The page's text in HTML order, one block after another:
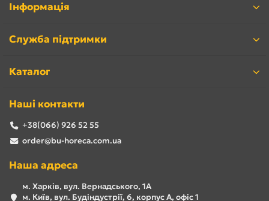
Інформація
Служба підтримки
Каталог
Наші контакти
+38(066) 926 52 55
order@bu-horeca.com.ua
Наша адреса
м. Харків, вул. Вернадського, 1А
м. Київ, вул. Будіндустрії, 6, корпус А, офіс 1